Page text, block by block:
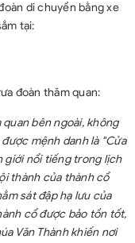
di chuyển bằng xe
tại:
đoàn thăm quan:
bên ngoài, không
mệnh danh là "Cửa
giới nổi tiếng trong lịch
thành của thành cổ
sát đập hạ lưu của
cổ được bảo tồn tốt,
Văn Thành khiến nơi